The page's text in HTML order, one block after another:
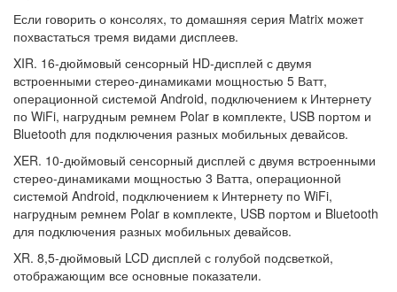
Если говорить о консолях, то домашняя серия Matrix может
похвастаться тремя видами дисплеев.
XIR. 16-дюймовый сенсорный HD-дисплей с двумя
встроенными стерео-динамиками мощностью 5 Ватт,
операционной системой Android, подключением к Интернету
по WiFi, нагрудным ремнем Polar в комплекте, USB портом и
Bluetooth для подключения разных мобильных девайсов.
XER. 10-дюймовый сенсорный дисплей с двумя встроенными
стерео-динамиками мощностью 3 Ватта, операционной
системой Android, подключением к Интернету по WiFi,
нагрудным ремнем Polar в комплекте, USB портом и Bluetooth
для подключения разных мобильных девайсов.
XR. 8,5-дюймовый LCD дисплей с голубой подсветкой,
отображающим все основные показатели.